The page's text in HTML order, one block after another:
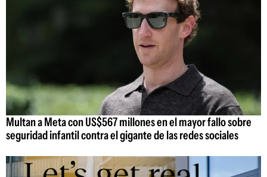
Multan a Meta con US$567 millones en el mayor fallo sobre
seguridad infantil contra el gigante de las redes sociales